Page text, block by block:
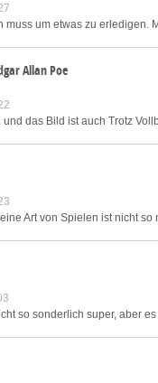
um etwas zu erledigen.
Allan Poe
das Bild ist auch Trotz
Art von Spielen ist nicht
so sonderlich super, aber